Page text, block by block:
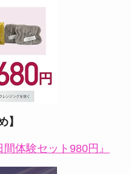
】
体験セット980円』